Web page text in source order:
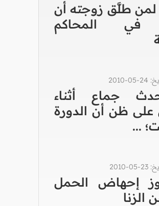
لمن طلَّق زوجته أن
في المحاكم
جماع أثناء
ظن أن الدورة
...
إحهاض الحمل
الزنا